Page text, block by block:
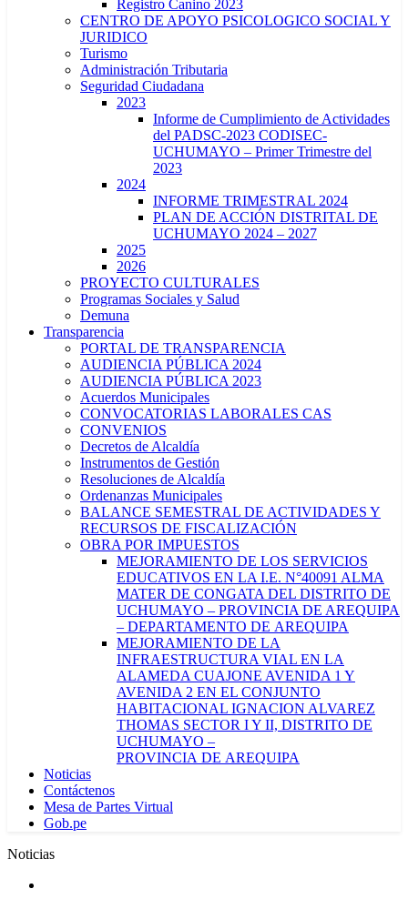
Registro Canino 2023
CENTRO DE APOYO PSICOLOGICO SOCIAL Y
JURIDICO
Turismo
Administración Tributaria
Seguridad Ciudadana
2023
Informe de Cumplimiento de Actividades
del PADSC-2023 CODISEC-
UCHUMAYO – Primer Trimestre del
2023
2024
INFORME TRIMESTRAL 2024
PLAN DE ACCIÓN DISTRITAL DE
UCHUMAYO 2024 – 2027
2025
2026
PROYECTO CULTURALES
Programas Sociales y Salud
Demuna
Transparencia
PORTAL DE TRANSPARENCIA
AUDIENCIA PÚBLICA 2024
AUDIENCIA PÚBLICA 2023
Acuerdos Municipales
CONVOCATORIAS LABORALES CAS
CONVENIOS
Decretos de Alcaldía
Instrumentos de Gestión
Resoluciones de Alcaldía
Ordenanzas Municipales
BALANCE SEMESTRAL DE ACTIVIDADES Y
RECURSOS DE FISCALIZACIÓN
OBRA POR IMPUESTOS
MEJORAMIENTO DE LOS SERVICIOS
EDUCATIVOS EN LA I.E. N°40091 ALMA
MATER DE CONGATA DEL DISTRITO DE
UCHUMAYO – PROVINCIA DE AREQUIPA
– DEPARTAMENTO DE AREQUIPA
MEJORAMIENTO DE LA
INFRAESTRUCTURA VIAL EN LA
ALAMEDA CUAJONE AVENIDA 1 Y
AVENIDA 2 EN EL CONJUNTO
HABITACIONAL IGNACION ALVAREZ
THOMAS SECTOR I Y II, DISTRITO DE
UCHUMAYO –
PROVINCIA DE AREQUIPA
Noticias
Contáctenos
Mesa de Partes Virtual
Gob.pe
Noticias